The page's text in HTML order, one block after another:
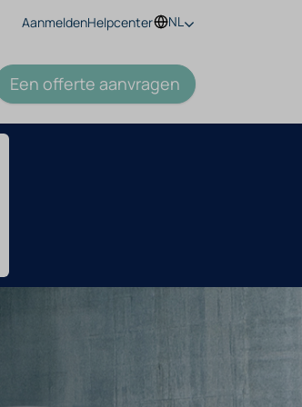
AanmeldenHelpcenter NL
Een offerte aanvragen